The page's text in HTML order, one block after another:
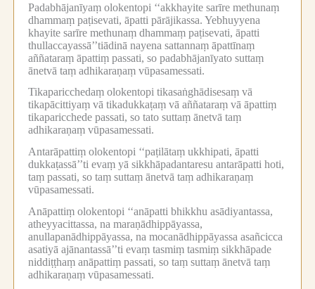
Padabhājanīyaṃ olokentopi ‘‘akkhayite sarīre methunaṃ
dhammaṃ paṭisevati, āpatti pārājikassa. Yebhuyyena
khayite sarīre methunaṃ dhammaṃ paṭisevati, āpatti
thullaccayassā’’tiādinā nayena sattannaṃ āpattīnaṃ
aññataraṃ āpattiṃ passati, so padabhājanīyato suttaṃ
ānetvā taṃ adhikaraṇaṃ vūpasamessati.
Tikaparicchedaṃ olokentopi tikasaṅghādisesaṃ vā
tikapācittiyaṃ vā tikadukkaṭaṃ vā aññataraṃ vā āpattiṃ
tikaparicchede passati, so tato suttaṃ ānetvā taṃ
adhikaraṇaṃ vūpasamessati.
Antarāpattiṃ olokentopi ‘‘paṭilātaṃ ukkhipati, āpatti
dukkaṭassā’’ti evaṃ yā sikkhāpadantaresu antarāpatti hoti,
taṃ passati, so taṃ suttaṃ ānetvā taṃ adhikaraṇaṃ
vūpasamessati.
Anāpattiṃ olokentopi ‘‘anāpatti bhikkhu asādiyantassa,
atheyyacittassa, na maraṇādhippāyassa,
anullapanādhippāyassa, na mocanādhippāyassa asañcicca
asatiyā ajānantassā’’ti evaṃ tasmiṃ tasmiṃ sikkhāpade
niddiṭṭhaṃ anāpattiṃ passati, so taṃ suttaṃ ānetvā taṃ
adhikaraṇaṃ vūpasamessati.